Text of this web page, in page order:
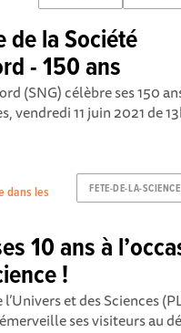
de la Société
- 150 ans
(SNG) célèbre ses 150
vendredi 11 juin 2021 de
FETE-DE-LA-SCIENCE
dans les
10 ans à
!
et des Sciences
ses visiteurs au